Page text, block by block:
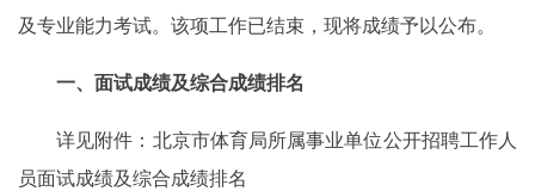
及专业能力考试。该项工作已结束，现将成绩予以公布。
一、面试成绩及综合成绩排名
详见附件：北京市体育局所属事业单位公开招聘工作人
员面试成绩及综合成绩排名